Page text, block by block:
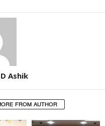
MD Ashik
FROM AUTHOR